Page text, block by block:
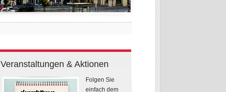
Veranstaltungen & Aktionen
Folgen Sie
einfach dem